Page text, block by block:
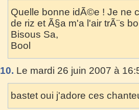
Quelle bonne idÃ©e ! Je ne
de riz et Ã§a m'a l'air trÃ¨s
Bisous Sa,
Bool
10. Le mardi 26 juin 2007 à
bastet oui j'adore ces